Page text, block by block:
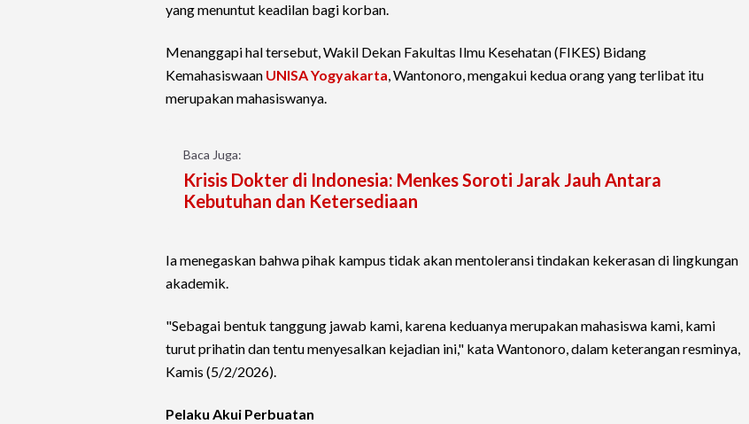
yang menuntut keadilan bagi korban.
Menanggapi hal tersebut, Wakil Dekan Fakultas Ilmu Kesehatan (FIKES) Bidang
Kemahasiswaan UNISA Yogyakarta, Wantonoro, mengakui kedua orang yang terlibat itu
merupakan mahasiswanya.
Baca Juga:
Krisis Dokter di Indonesia: Menkes Soroti Jarak Jauh Antara
Kebutuhan dan Ketersediaan
Ia menegaskan bahwa pihak kampus tidak akan mentoleransi tindakan kekerasan di lingkungan
akademik.
"Sebagai bentuk tanggung jawab kami, karena keduanya merupakan mahasiswa kami, kami
turut prihatin dan tentu menyesalkan kejadian ini," kata Wantonoro, dalam keterangan resminya,
Kamis (5/2/2026).
Pelaku Akui Perbuatan